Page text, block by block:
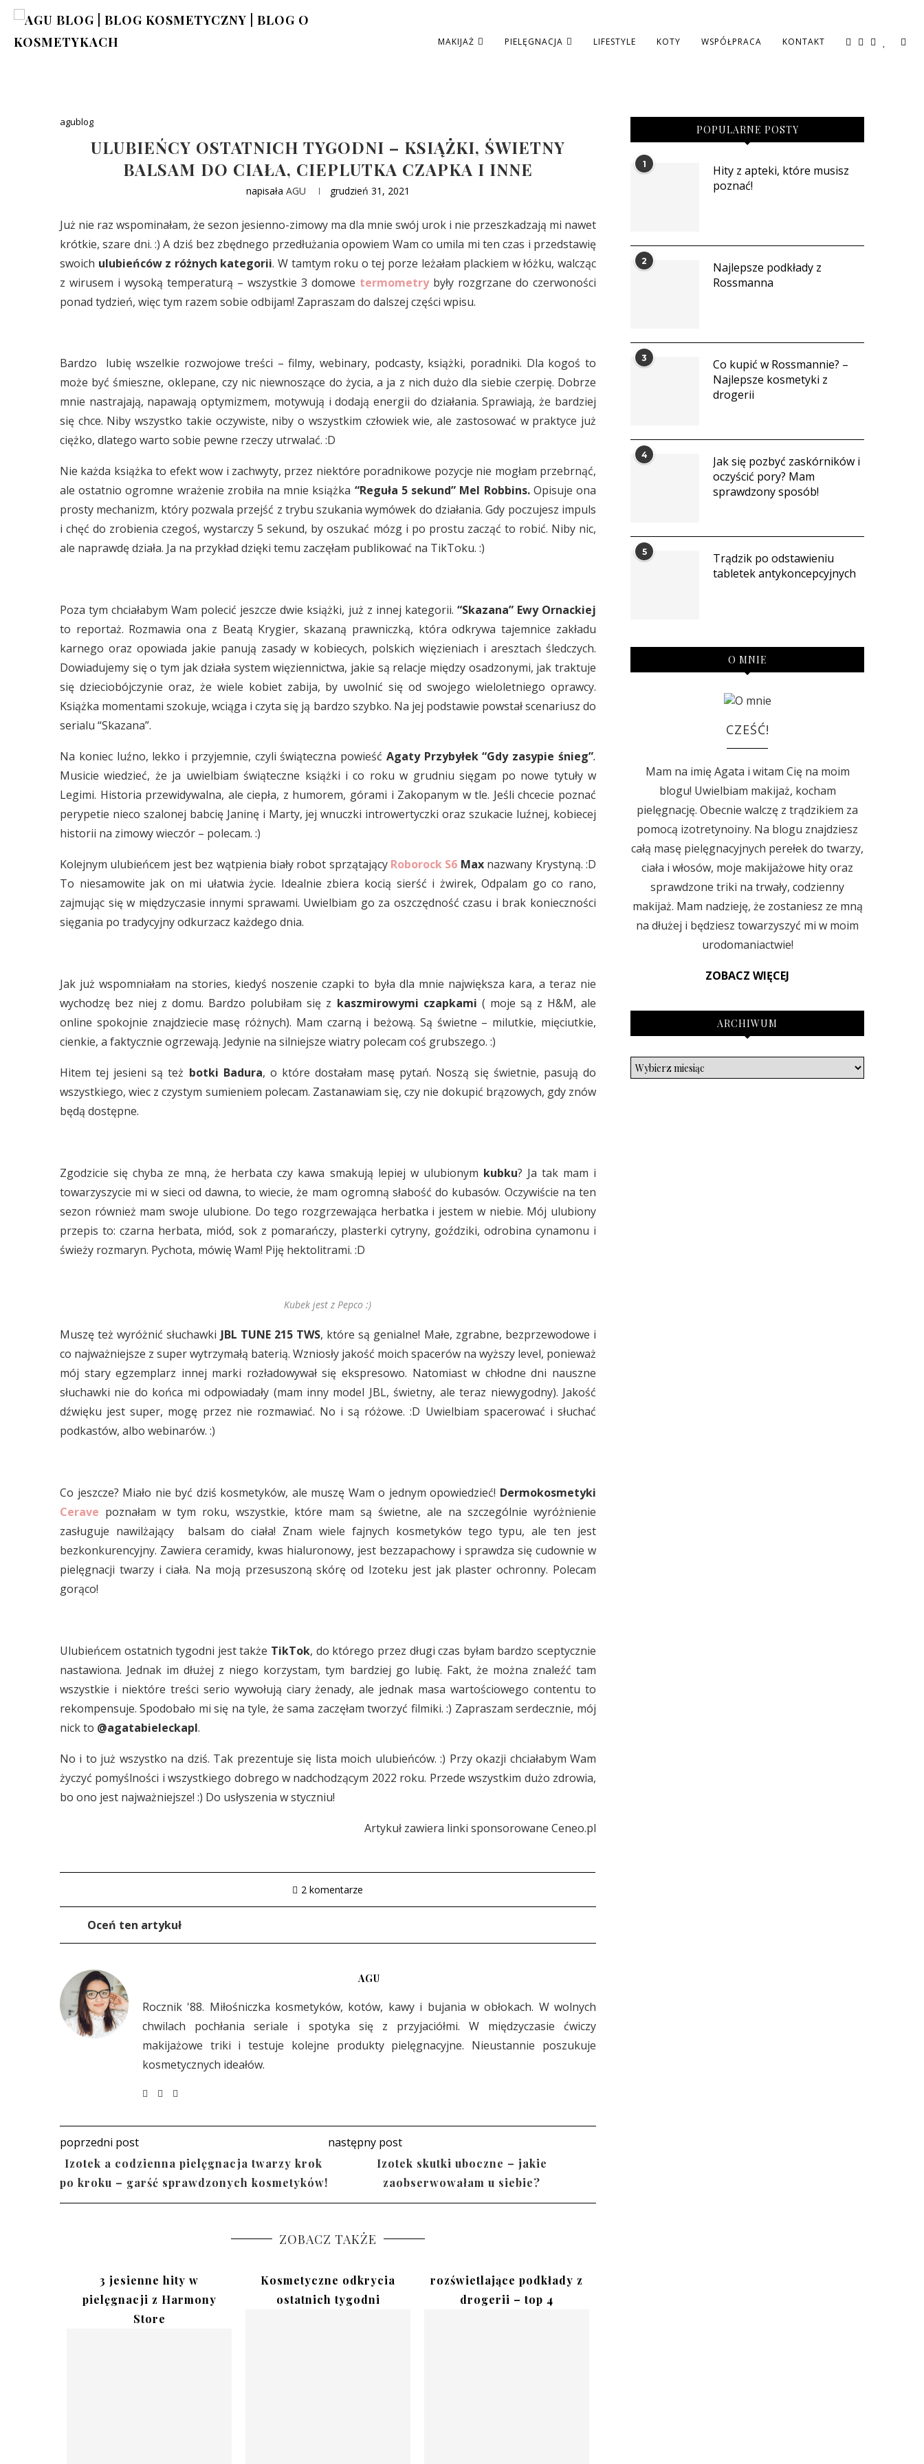
MAKIJAŻ PIELĘGNACJA LIFESTYLE KOTY WSPÓŁPRACA KONTAKT
agublog
ULUBIEŃCY OSTATNICH TYGODNI – KSIĄŻKI, ŚWIETNY
BALSAM DO CIAŁA, CIEPLUTKA CZAPKA I INNE
napisała AGU grudzień 31, 2021
Już nie raz wspominałam, że sezon jesienno-zimowy ma dla mnie swój urok i nie przeszkadzają mi nawet
krótkie, szare dni. :) A dziś bez zbędnego przedłużania opowiem Wam co umila mi ten czas i przedstawię
swoich ulubieńców z różnych kategorii. W tamtym roku o tej porze leżałam plackiem w łóżku, walcząc
z wirusem i wysoką temperaturą – wszystkie 3 domowe termometrybyły rozgrzane do czerwoności
ponad tydzień, więc tym razem sobie odbijam! Zapraszam do dalszej części wpisu.
Bardzo lubię wszelkie rozwojowe treści – filmy, webinary, podcasty, książki, poradniki. Dla kogoś to
może być śmieszne, oklepane, czy nic niewnoszące do życia, a ja z nich dużo dla siebie czerpię. Dobrze
mnie nastrajają, napawają optymizmem, motywują i dodają energii do działania. Sprawiają, że bardziej
się chce. Niby wszystko takie oczywiste, niby o wszystkim człowiek wie, ale zastosować w praktyce już
ciężko, dlatego warto sobie pewne rzeczy utrwalać. :D
Nie każda książka to efekt wow i zachwyty, przez niektóre poradnikowe pozycje nie mogłam przebrnąć,
ale ostatnio ogromne wrażenie zrobiła na mnie książka “Reguła 5 sekund” Mel Robbins.Opisuje ona
prosty mechanizm, który pozwala przejść z trybu szukania wymówek do działania. Gdy poczujesz impuls
i chęć do zrobienia czegoś, wystarczy 5 sekund, by oszukać mózg i po prostu zacząć to robić. Niby nic,
ale naprawdę działa. Ja na przykład dzięki temu zaczęłam publikować na TikToku. :)
Poza tym chciałabym Wam polecić jeszcze dwie książki, już z innej kategorii. “Skazana” Ewy Ornackiej
to reportaż. Rozmawia ona z Beatą Krygier, skazaną prawniczką, która odkrywa tajemnice zakładu
karnego oraz opowiada jakie panują zasady w kobiecych, polskich więzieniach i aresztach śledczych.
Dowiadujemy się o tym jak działa system więziennictwa, jakie są relacje między osadzonymi, jak traktuje
się dzieciobójczynie oraz, że wiele kobiet zabija, by uwolnić się od swojego wieloletniego oprawcy.
Książka momentami szokuje, wciąga i czyta się ją bardzo szybko. Na jej podstawie powstał scenariusz do
serialu “Skazana”.
Na koniec luźno, lekko i przyjemnie, czyli świąteczna powieść Agaty Przybyłek “Gdy zasypie śnieg”.
Musicie wiedzieć, że ja uwielbiam świąteczne książki i co roku w grudniu sięgam po nowe tytuły w
Legimi. Historia przewidywalna, ale ciepła, z humorem, górami i Zakopanym w tle. Jeśli chcecie poznać
perypetie nieco szalonej babcię Janinę i Marty, jej wnuczki introwertyczki oraz szukacie luźnej, kobiecej
historii na zimowy wieczór – polecam. :)
Kolejnym ulubieńcem jest bez wątpienia biały robot sprzątający Roborock S6 Maxnazwany Krystyną. :D
To niesamowite jak on mi ułatwia życie. Idealnie zbiera kocią sierść i żwirek, Odpalam go co rano,
zajmując się w międzyczasie innymi sprawami. Uwielbiam go za oszczędność czasu i brak konieczności
sięgania po tradycyjny odkurzacz każdego dnia.
Jak już wspomniałam na stories, kiedyś noszenie czapki to była dla mnie największa kara, a teraz nie
wychodzę bez niej z domu. Bardzo polubiłam się z kaszmirowymi czapkami ( moje są z H&M, ale
online spokojnie znajdziecie masę różnych). Mam czarną i beżową. Są świetne – milutkie, mięciutkie,
cienkie, a faktycznie ogrzewają. Jedynie na silniejsze wiatry polecam coś grubszego. :)
Hitem tej jesieni są też botki Badura, o które dostałam masę pytań. Noszą się świetnie, pasują do
wszystkiego, wiec z czystym sumieniem polecam. Zastanawiam się, czy nie dokupić brązowych, gdy znów
będą dostępne.
Zgodzicie się chyba ze mną, że herbata czy kawa smakują lepiej w ulubionym kubku? Ja tak mam i
towarzyszycie mi w sieci od dawna, to wiecie, że mam ogromną słabość do kubasów. Oczywiście na ten
sezon również mam swoje ulubione. Do tego rozgrzewająca herbatka i jestem w niebie. Mój ulubiony
przepis to: czarna herbata, miód, sok z pomarańczy, plasterki cytryny, goździki, odrobina cynamonu i
świeży rozmaryn. Pychota, mówię Wam! Piję hektolitrami. :D
Kubek jest z Pepco :)
Muszę też wyróżnić słuchawki JBL TUNE 215 TWS, które są genialne! Małe, zgrabne, bezprzewodowe i
co najważniejsze z super wytrzymałą baterią. Wzniosły jakość moich spacerów na wyższy level, ponieważ
mój stary egzemplarz innej marki rozładowywał się ekspresowo. Natomiast w chłodne dni nauszne
słuchawki nie do końca mi odpowiadały (mam inny model JBL, świetny, ale teraz niewygodny). Jakość
dźwięku jest super, mogę przez nie rozmawiać. No i są różowe. :D Uwielbiam spacerować i słuchać
podkastów, albo webinarów. :)
Co jeszcze? Miało nie być dziś kosmetyków, ale muszę Wam o jednym opowiedzieć! Dermokosmetyki
Cerave poznałam w tym roku, wszystkie, które mam są świetne, ale na szczególnie wyróżnienie
zasługuje nawilżający balsam do ciała! Znam wiele fajnych kosmetyków tego typu, ale ten jest
bezkonkurencyjny. Zawiera ceramidy, kwas hialuronowy, jest bezzapachowy i sprawdza się cudownie w
pielęgnacji twarzy i ciała. Na moją przesuszoną skórę od Izoteku jest jak plaster ochronny. Polecam
gorąco!
Ulubieńcem ostatnich tygodni jest także TikTok, do którego przez długi czas byłam bardzo sceptycznie
nastawiona. Jednak im dłużej z niego korzystam, tym bardziej go lubię. Fakt, że można znaleźć tam
wszystkie i niektóre treści serio wywołują ciary żenady, ale jednak masa wartościowego contentu to
rekompensuje. Spodobało mi się na tyle, że sama zaczęłam tworzyć filmiki. :) Zapraszam serdecznie, mój
nick to @agatabieleckapl.
No i to już wszystko na dziś. Tak prezentuje się lista moich ulubieńców. :) Przy okazji chciałabym Wam
życzyć pomyślności i wszystkiego dobrego w nadchodzącym 2022 roku. Przede wszystkim dużo zdrowia,
bo ono jest najważniejsze! :) Do usłyszenia w styczniu!
Artykuł zawiera linki sponsorowane Ceneo.pl
2 komentarze
Oceń ten artykuł
AGU
Rocznik '88. Miłośniczka kosmetyków, kotów, kawy i bujania w obłokach. W wolnych
chwilach pochłania seriale i spotyka się z przyjaciółmi. W międzyczasie ćwiczy
makijażowe triki i testuje kolejne produkty pielęgnacyjne. Nieustannie poszukuje
kosmetycznych ideałów.
poprzedni post
Izotek a codzienna pielęgnacja twarzy krok
po kroku – garść sprawdzonych kosmetyków!
następny post
Izotek skutki uboczne – jakie
zaobserwowałam u siebie?
ZOBACZ TAKŻE
3 jesienne hity w
pielęgnacji z Harmony
Store
Kosmetyczne odkrycia
ostatnich tygodni
rozświetlające podkłady z
drogerii – top 4
POPULARNE POSTY
1
Hity z apteki, które musisz
poznać!
2
Najlepsze podkłady z
Rossmanna
3
Co kupić w Rossmannie? –
Najlepsze kosmetyki z
drogerii
4
Jak się pozbyć zaskórników i
oczyścić pory? Mam
sprawdzony sposób!
5
Trądzik po odstawieniu
tabletek antykoncepcyjnych
O MNIE
CZEŚĆ!
Mam na imię Agata i witam Cię na moim
blogu! Uwielbiam makijaż, kocham
pielęgnację. Obecnie walczę z trądzikiem za
pomocą izotretynoiny. Na blogu znajdziesz
całą masę pielęgnacyjnych perełek do twarzy,
ciała i włosów, moje makijażowe hity oraz
sprawdzone triki na trwały, codzienny
makijaż. Mam nadzieję, że zostaniesz ze mną
na dłużej i będziesz towarzyszyć mi w moim
urodomaniactwie!
ZOBACZ WIĘCEJ
ARCHIWUM